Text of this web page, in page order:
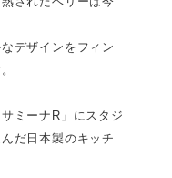
デザインをフィン
ミーナR」にスタジ
だ日本製のキッチ